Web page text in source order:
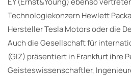
Technologiekonzern Hewlett
Hersteller Tesla Motors oder die
Auch die Gesellschaft für
(GIZ) präsentiert in Frankfurt ihre
Geisteswissenschaftler,